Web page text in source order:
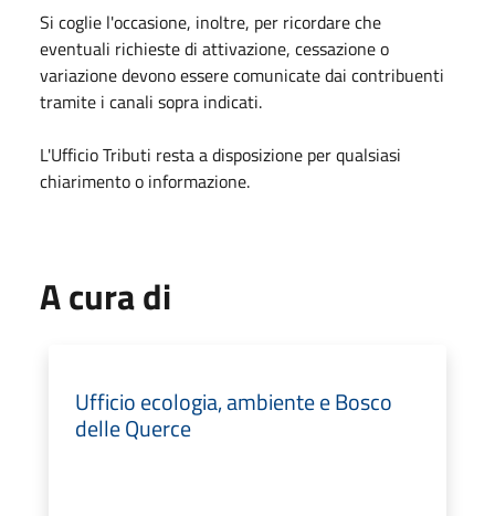
Si coglie l'occasione, inoltre, per ricordare che
eventuali richieste di attivazione, cessazione o
variazione devono essere comunicate dai contribuenti
tramite i canali sopra indicati.
L'Ufficio Tributi resta a disposizione per qualsiasi
chiarimento o informazione.
A cura di
Ufficio ecologia, ambiente e Bosco
delle Querce